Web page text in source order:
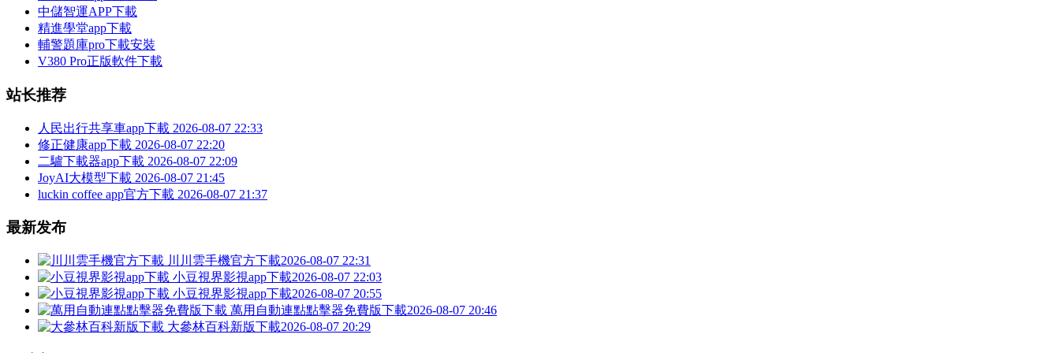
中儲智運APP下載
精進學堂app下載
輔警題庫pro下載安裝
V380 Pro正版軟件下載
站长推荐
人民出行共享車app下載 2026-08-07 22:33
修正健康app下載 2026-08-07 22:20
二驢下載器app下載 2026-08-07 22:09
JoyAI大模型下載 2026-08-07 21:45
luckin coffee app官方下載 2026-08-07 21:37
最新发布
川川雲手機官方下載2026-08-07 22:31
小豆視界影視app下載2026-08-07 22:03
小豆視界影視app下載2026-08-07 20:55
萬用自動連點點擊器免費版下載2026-08-07 20:46
大參林百科新版下載2026-08-07 20:29